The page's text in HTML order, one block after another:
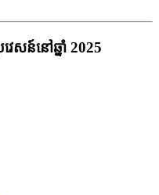
េសន៍នៅឆ្នាំ 2025